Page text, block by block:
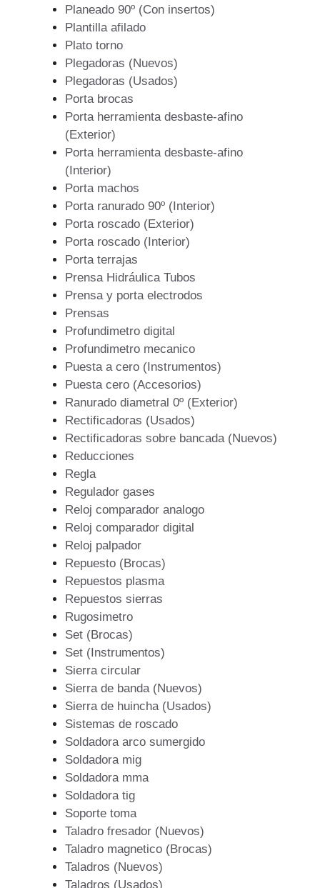
Planeado 90º (Con insertos)
Plantilla afilado
Plato torno
Plegadoras (Nuevos)
Plegadoras (Usados)
Porta brocas
Porta herramienta desbaste-afino
(Exterior)
Porta herramienta desbaste-afino
(Interior)
Porta machos
Porta ranurado 90º (Interior)
Porta roscado (Exterior)
Porta roscado (Interior)
Porta terrajas
Prensa Hidráulica Tubos
Prensa y porta electrodos
Prensas
Profundimetro digital
Profundimetro mecanico
Puesta a cero (Instrumentos)
Puesta cero (Accesorios)
Ranurado diametral 0º (Exterior)
Rectificadoras (Usados)
Rectificadoras sobre bancada (Nuevos)
Reducciones
Regla
Regulador gases
Reloj comparador analogo
Reloj comparador digital
Reloj palpador
Repuesto (Brocas)
Repuestos plasma
Repuestos sierras
Rugosimetro
Set (Brocas)
Set (Instrumentos)
Sierra circular
Sierra de banda (Nuevos)
Sierra de huincha (Usados)
Sistemas de roscado
Soldadora arco sumergido
Soldadora mig
Soldadora mma
Soldadora tig
Soporte toma
Taladro fresador (Nuevos)
Taladro magnetico (Brocas)
Taladros (Nuevos)
Taladros (Usados)